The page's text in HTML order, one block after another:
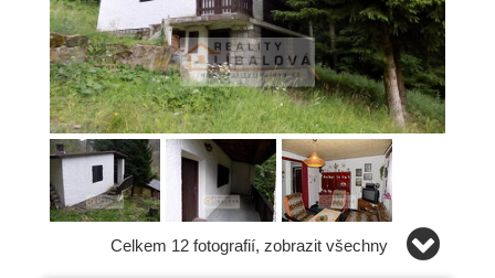
Celkem 12 fotografií, zobrazit všechny